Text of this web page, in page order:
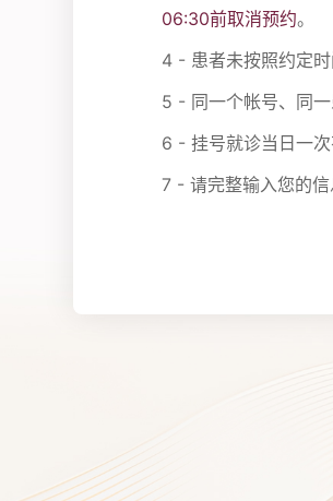
06:30前取消预约。
4 - 患者未按照约定
5 - 同一个帐号、同
6 - 挂号就诊当日一次
7 - 请完整输入您的信